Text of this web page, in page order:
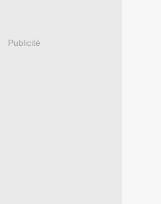
Publicité